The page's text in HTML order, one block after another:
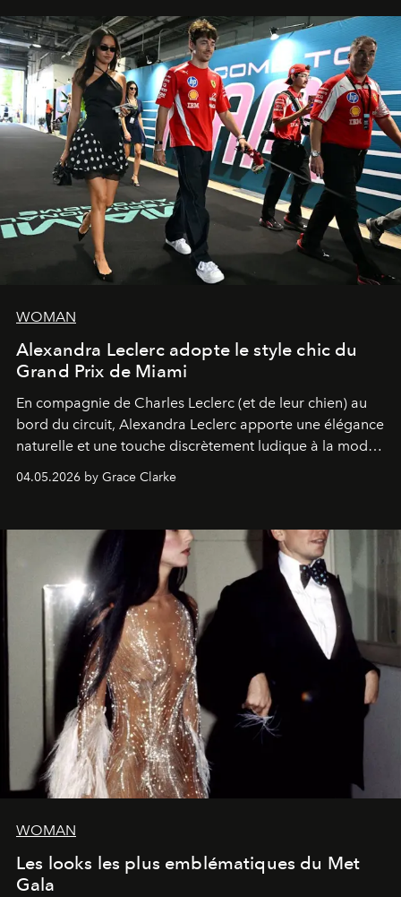
WOMAN
Alexandra Leclerc adopte le style chic du
Grand Prix de Miami
En compagnie de Charles Leclerc (et de leur chien) au
bord du circuit, Alexandra Leclerc apporte une élégance
naturelle et une touche discrètement ludique à la mode
de la Formule 1.
04.05.2026 by Grace Clarke
WOMAN
Les looks les plus emblématiques du Met
Gala